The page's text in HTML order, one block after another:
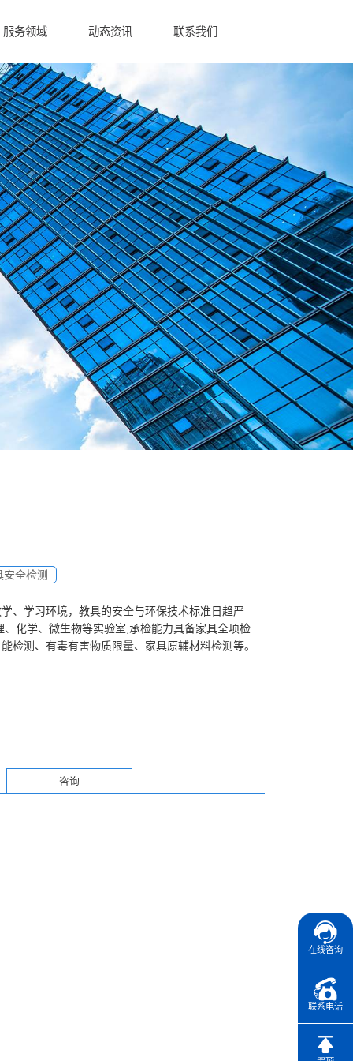
服务领域 动态资讯 联系我们
在线咨询
联系电话
安全检测
、学习环境，教具的安全与环保技术标准日趋严
、化学、微生物等实验室,承检能力具备家具全项检
检测、有毒有害物质限量、家具原辅材料检测等。
咨询